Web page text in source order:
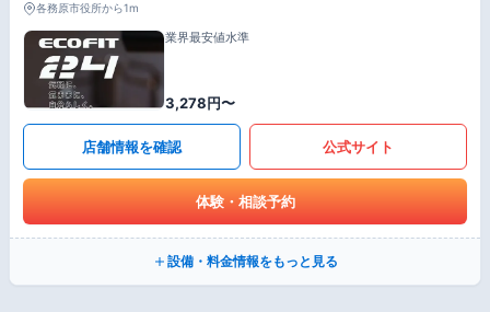
各務原市役所から1m
業界最安値水準
3,278円〜
店舗情報を確認 公式サイト
体験・相談予約
設備・料金情報をもっと見る